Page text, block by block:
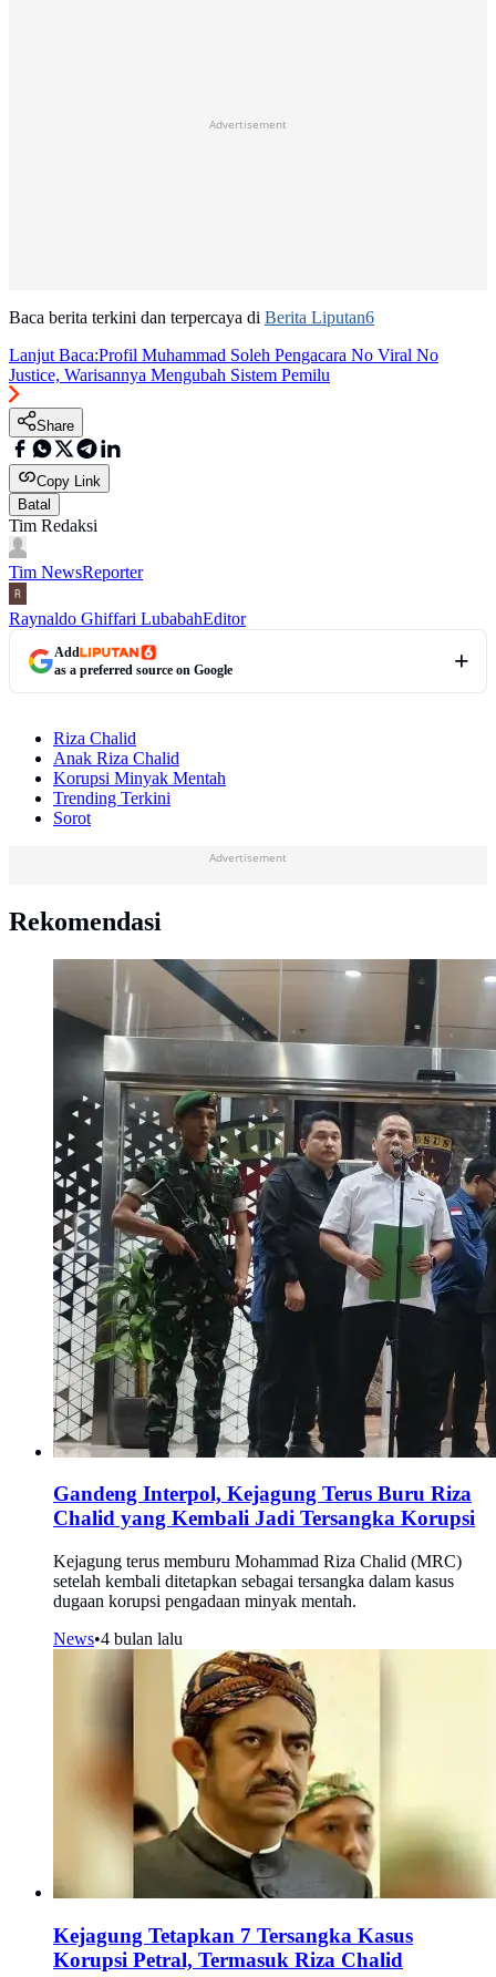
Advertisement
Baca berita terkini dan terpercaya di Berita Liputan6
Lanjut Baca:Profil Muhammad Soleh Pengacara No Viral No
Justice, Warisannya Mengubah Sistem Pemilu
Share
Copy Link
Batal
Tim Redaksi
Tim NewsReporter
Raynaldo Ghiffari LubabahEditor
Add
as a preferred source on Google
Riza Chalid
Anak Riza Chalid
Korupsi Minyak Mentah
Trending Terkini
Sorot
Advertisement
Rekomendasi
Gandeng Interpol, Kejagung Terus Buru Riza
Chalid yang Kembali Jadi Tersangka Korupsi
Kejagung terus memburu Mohammad Riza Chalid (MRC)
setelah kembali ditetapkan sebagai tersangka dalam kasus
dugaan korupsi pengadaan minyak mentah.
News•4 bulan lalu
Kejagung Tetapkan 7 Tersangka Kasus
Korupsi Petral, Termasuk Riza Chalid